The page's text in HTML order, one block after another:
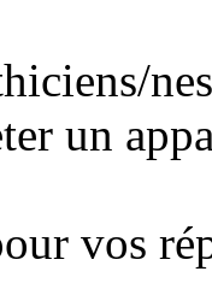
un
vos